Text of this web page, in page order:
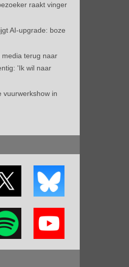
raakt vinger
AI-upgrade: boze
media terug naar
'Ik wil naar
vuurwerkshow in